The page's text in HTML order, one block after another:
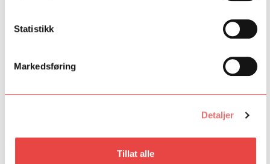
Statistikk
Markedsføring
Detaljer
Tillat alle
Kilden Diligens er et flerårig talentprogram ved Kilden